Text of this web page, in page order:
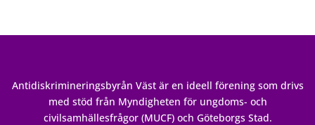
Antidiskrimineringsbyrån Väst är en ideell förening som drivs
med stöd från Myndigheten för ungdoms- och
civilsamhällesfrågor (MUCF) och Göteborgs Stad.